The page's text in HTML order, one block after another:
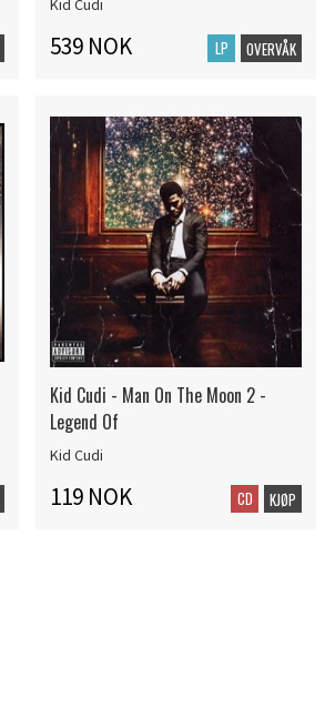
Kid Cudi
539 NOK LP OVERVÅK
Kid Cudi - Man On The Moon 2 -
Legend Of
Kid Cudi
119 NOK CD KJØP